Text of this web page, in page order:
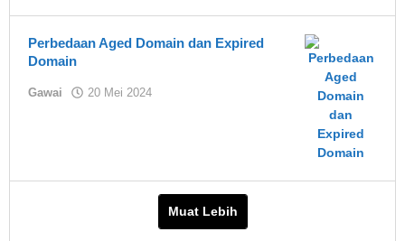
Perbedaan Aged Domain dan Expired
Domain
Gawai 20 Mei 2024
Muat Lebih